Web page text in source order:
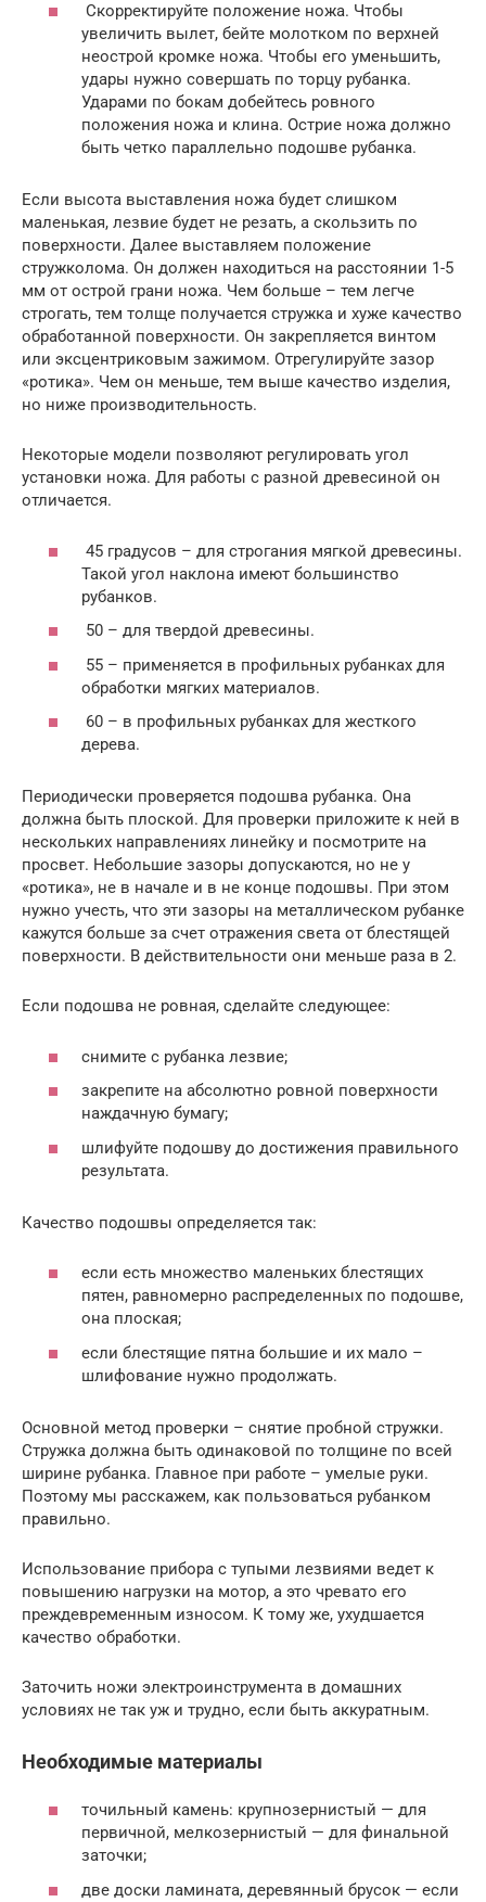
Скорректируйте положение ножа. Чтобы
увеличить вылет, бейте молотком по верхней
неострой кромке ножа. Чтобы его уменьшить,
удары нужно совершать по торцу рубанка.
Ударами по бокам добейтесь ровного
положения ножа и клина. Острие ножа должно
быть четко параллельно подошве рубанка.
Если высота выставления ножа будет слишком
маленькая, лезвие будет не резать, а скользить по
поверхности. Далее выставляем положение
стружколома. Он должен находиться на расстоянии 1-5
мм от острой грани ножа. Чем больше – тем легче
строгать, тем толще получается стружка и хуже качество
обработанной поверхности. Он закрепляется винтом
или эксцентриковым зажимом. Отрегулируйте зазор
«ротика». Чем он меньше, тем выше качество изделия,
но ниже производительность.
Некоторые модели позволяют регулировать угол
установки ножа. Для работы с разной древесиной он
отличается.
45 градусов – для строгания мягкой древесины.
Такой угол наклона имеют большинство
рубанков.
50 – для твердой древесины.
55 – применяется в профильных рубанках для
обработки мягких материалов.
60 – в профильных рубанках для жесткого
дерева.
Периодически проверяется подошва рубанка. Она
должна быть плоской. Для проверки приложите к ней в
нескольких направлениях линейку и посмотрите на
просвет. Небольшие зазоры допускаются, но не у
«ротика», не в начале и в не конце подошвы. При этом
нужно учесть, что эти зазоры на металлическом рубанке
кажутся больше за счет отражения света от блестящей
поверхности. В действительности они меньше раза в 2.
Если подошва не ровная, сделайте следующее:
снимите с рубанка лезвие;
закрепите на абсолютно ровной поверхности
наждачную бумагу;
шлифуйте подошву до достижения правильного
результата.
Качество подошвы определяется так:
если есть множество маленьких блестящих
пятен, равномерно распределенных по подошве,
она плоская;
если блестящие пятна большие и их мало –
шлифование нужно продолжать.
Основной метод проверки – снятие пробной стружки.
Стружка должна быть одинаковой по толщине по всей
ширине рубанка. Главное при работе – умелые руки.
Поэтому мы расскажем, как пользоваться рубанком
правильно.
Использование прибора с тупыми лезвиями ведет к
повышению нагрузки на мотор, а это чревато его
преждевременным износом. К тому же, ухудшается
качество обработки.
Заточить ножи электроинструмента в домашних
условиях не так уж и трудно, если быть аккуратным.
Необходимые материалы
точильный камень: крупнозернистый — для
первичной, мелкозернистый — для финальной
заточки;
две доски ламината, деревянный брусок — если